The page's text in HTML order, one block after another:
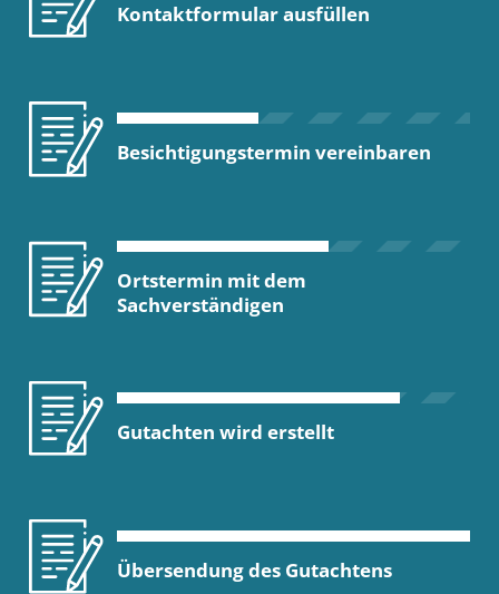
Kontaktformular ausfüllen
Besichtigungstermin vereinbaren
Ortstermin mit dem
Sachverständigen
Gutachten wird erstellt
Übersendung des Gutachtens